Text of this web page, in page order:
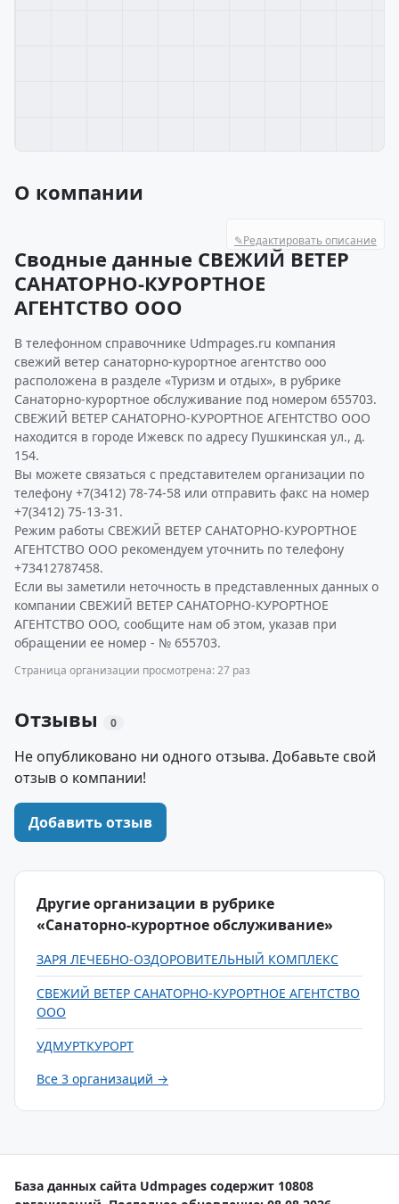
О компании
✎Редактировать описание
Сводные данные СВЕЖИЙ ВЕТЕР
САНАТОРНО-КУРОРТНОЕ
АГЕНТСТВО ООО
В телефонном справочнике Udmpages.ru компания
свежий ветер санаторно-курортное агентство ооо
расположена в разделе «Туризм и отдых», в рубрике
Санаторно-курортное обслуживание под номером 655703.
СВЕЖИЙ ВЕТЕР САНАТОРНО-КУРОРТНОЕ АГЕНТСТВО ООО
находится в городе Ижевск по адресу Пушкинская ул., д.
154.
Вы можете связаться с представителем организации по
телефону +7(3412) 78-74-58 или отправить факс на номер
+7(3412) 75-13-31.
Режим работы СВЕЖИЙ ВЕТЕР САНАТОРНО-КУРОРТНОЕ
АГЕНТСТВО ООО рекомендуем уточнить по телефону
+73412787458.
Если вы заметили неточность в представленных данных о
компании СВЕЖИЙ ВЕТЕР САНАТОРНО-КУРОРТНОЕ
АГЕНТСТВО ООО, сообщите нам об этом, указав при
обращении ее номер - № 655703.
Страница организации просмотрена: 27 раз
Отзывы 0
Не опубликовано ни одного отзыва. Добавьте свой
отзыв о компании!
Добавить отзыв
Другие организации в рубрике
«Санаторно-курортное обслуживание»
ЗАРЯ ЛЕЧЕБНО-ОЗДОРОВИТЕЛЬНЫЙ КОМПЛЕКС
СВЕЖИЙ ВЕТЕР САНАТОРНО-КУРОРТНОЕ АГЕНТСТВО
ООО
УДМУРТКУРОРТ
Все 3 организаций →
База данных сайта Udmpages содержит 10808